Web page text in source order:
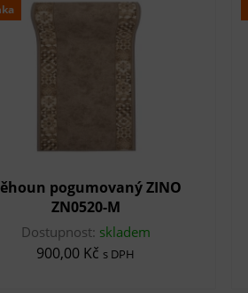
pogumovaný ZINO
ZN0520-M
Dostupnost: skladem
900,00 Kč s DPH